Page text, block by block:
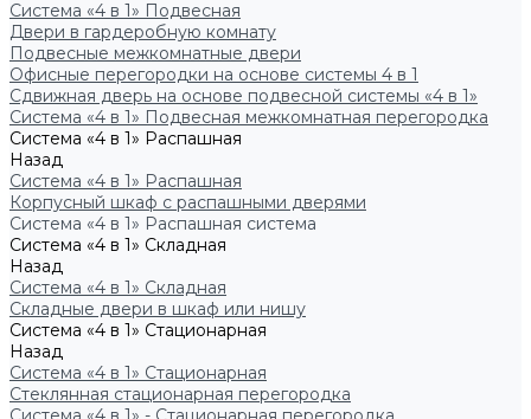
Система «4 в 1» Подвесная
Двери в гардеробную комнату
Подвесные межкомнатные двери
Офисные перегородки на основе системы 4 в 1
Сдвижная дверь на основе подвесной системы «4 в 1»
Система «4 в 1» Подвесная межкомнатная перегородка
Система «4 в 1» Распашная
Назад
Система «4 в 1» Распашная
Корпусный шкаф с распашными дверями
Система «4 в 1» Распашная система
Система «4 в 1» Складная
Назад
Система «4 в 1» Складная
Складные двери в шкаф или нишу
Система «4 в 1» Стационарная
Назад
Система «4 в 1» Стационарная
Стеклянная стационарная перегородка